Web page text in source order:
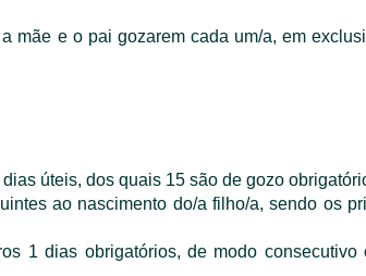
e o pai gozarem cada um/a, em
úteis, dos quais 15 são de gozo
ao nascimento do/a filho/a, sendo os
1 dias obrigatórios, de modo